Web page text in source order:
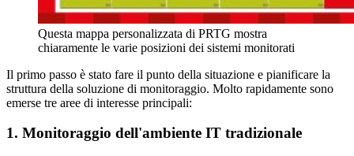
Questa mappa personalizzata di PRTG mostra
chiaramente le varie posizioni dei sistemi monitorati
Il primo passo è stato fare il punto della situazione e pianificare la
struttura della soluzione di monitoraggio. Molto rapidamente sono
emerse tre aree di interesse principali:
1. Monitoraggio dell'ambiente IT tradizionale